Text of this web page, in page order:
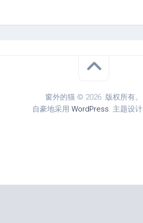
窗外的猫 © 2026. 版权所有。
自豪地采用 WordPress. 主题设计